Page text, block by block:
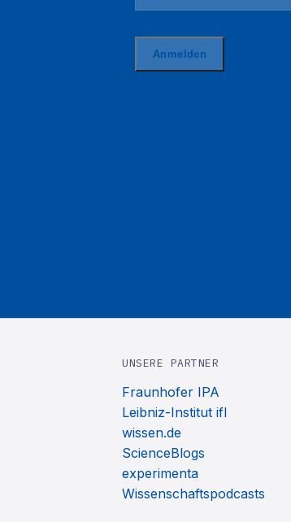
UNSERE PARTNER
Fraunhofer IPA
Leibniz-Institut ifl
wissen.de
ScienceBlogs
experimenta
Wissenschaftspodcasts